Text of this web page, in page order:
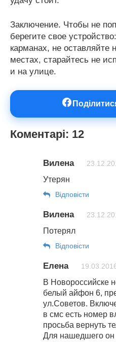
Заключение. Чтобы не
берегите свое
карманах, не оставляйте
местах, старайтесь не
и на улице.
Коментарі: 12
Вилена
Утерян
Відповіcти
Вилена
Потерял
Відповіcти
Елена
В Новороссийске
белый айфон 6,
ул.Советов.
в смс есть номер
просьба вернуть
Для нашедшего он